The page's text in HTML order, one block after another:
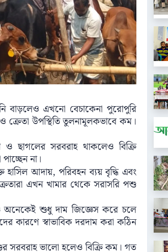
বাড়লেও এখনো বেচাকেনা পুরোপুরি
উপস্থিতি তুলনামূলকভাবে কম।
ও ছাগলের সরবরাহ থাকলেও বিক্রি
না।
হাসিল আদায়, পরিবহন ব্যয় বৃদ্ধি এবং
এখন খামার থেকে সরাসরি পশু
অনেকেই শুধু দাম জিজ্ঞেস করে চলে
কারণে স্বাভাবিক দরদাম করা কঠিন
সরবরাহ ভালো হলেও বিক্রি কম। গত